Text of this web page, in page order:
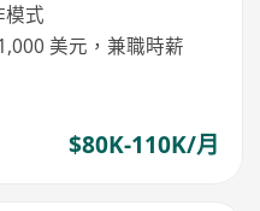
式
美元，兼職時薪
$80K-110K/月